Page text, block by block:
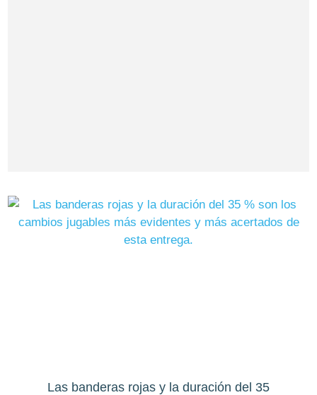
Las banderas rojas y la duración del 35